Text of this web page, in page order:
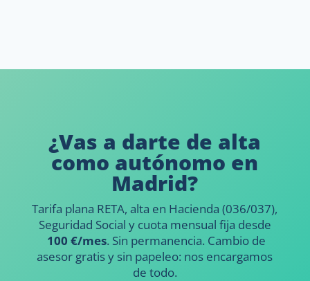
¿Vas a darte de alta
como autónomo en
Madrid?
Tarifa plana RETA, alta en Hacienda (036/037),
Seguridad Social y cuota mensual fija desde
100 €/mes. Sin permanencia. Cambio de
asesor gratis y sin papeleo: nos encargamos
de todo.